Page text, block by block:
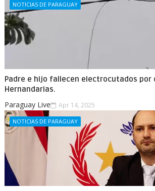
NOTICIAS DE PARAGUAY
Padre e hijo fallecen electrocutados por
Hernandarias.
Paraguay Live Apr 14, 2025
NOTICIAS DE PARAGUAY